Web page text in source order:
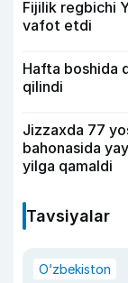
Fijilik regbichi
vafot etdi
Hafta boshida
qilindi
Jizzaxda 77
bahonasida
yilga qamaldi
Tavsiyalar
O‘zbekiston